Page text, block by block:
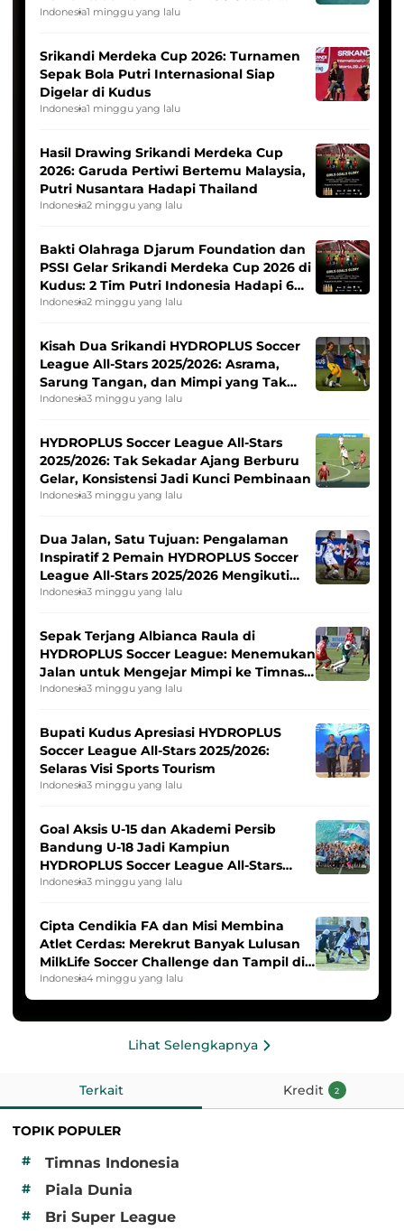
League
Indonesia1 minggu yang lalu
Srikandi Merdeka Cup 2026: Turnamen
Sepak Bola Putri Internasional Siap
Digelar di Kudus
Indonesia1 minggu yang lalu
Hasil Drawing Srikandi Merdeka Cup
2026: Garuda Pertiwi Bertemu Malaysia,
Putri Nusantara Hadapi Thailand
Indonesia2 minggu yang lalu
Bakti Olahraga Djarum Foundation dan
PSSI Gelar Srikandi Merdeka Cup 2026 di
Kudus: 2 Tim Putri Indonesia Hadapi 6
Tim Asia
Indonesia2 minggu yang lalu
Kisah Dua Srikandi HYDROPLUS Soccer
League All-Stars 2025/2026: Asrama,
Sarung Tangan, dan Mimpi yang Tak
Pernah Padam
Indonesia3 minggu yang lalu
HYDROPLUS Soccer League All-Stars
2025/2026: Tak Sekadar Ajang Berburu
Gelar, Konsistensi Jadi Kunci Pembinaan
Indonesia3 minggu yang lalu
Dua Jalan, Satu Tujuan: Pengalaman
Inspiratif 2 Pemain HYDROPLUS Soccer
League All-Stars 2025/2026 Mengikuti
Seleksi Timnas Indonesia Putri
Indonesia3 minggu yang lalu
Sepak Terjang Albianca Raula di
HYDROPLUS Soccer League: Menemukan
Jalan untuk Mengejar Mimpi ke Timnas
Indonesia Putri
Indonesia3 minggu yang lalu
Bupati Kudus Apresiasi HYDROPLUS
Soccer League All-Stars 2025/2026:
Selaras Visi Sports Tourism
Indonesia3 minggu yang lalu
Goal Aksis U-15 dan Akademi Persib
Bandung U-18 Jadi Kampiun
HYDROPLUS Soccer League All-Stars
2025/2026
Indonesia3 minggu yang lalu
Cipta Cendikia FA dan Misi Membina
Atlet Cerdas: Merekrut Banyak Lulusan
MilkLife Soccer Challenge dan Tampil di
HYDROPLUS Soccer League
Indonesia4 minggu yang lalu
Lihat Selengkapnya
Terkait Kredit 2
TOPIK POPULER
#
Timnas Indonesia
# Piala Dunia
# Bri Super League